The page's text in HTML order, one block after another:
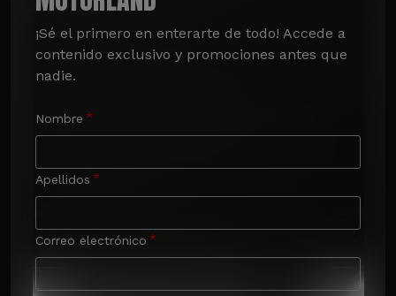
¡Sé el primero en enterarte de todo! Accede a
contenido exclusivo y promociones antes que
nadie.
Nombre
Apellidos
Correo electrónico